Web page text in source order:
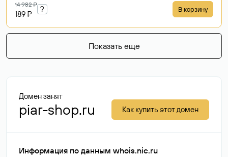
14 982 ₽
189 ₽
? В корзину
Показать еще
Домен занят
piar-shop.ru Как купить этот домен
Информация по данным whois.nic.ru